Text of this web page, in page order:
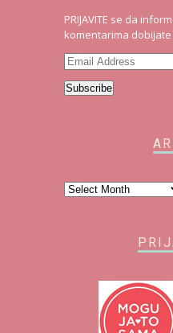
PRIJAVITE se da
komentarima dobijate
Email
Address
Subscribe
Arhiva